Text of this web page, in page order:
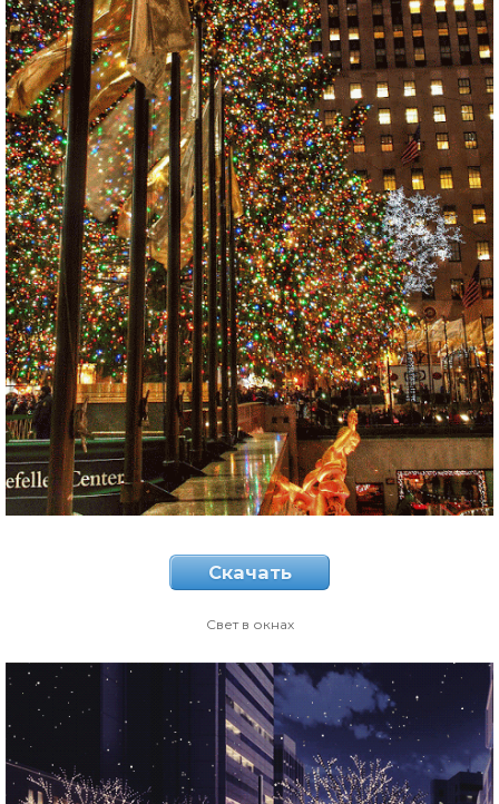
Скачать
Свет в окнах